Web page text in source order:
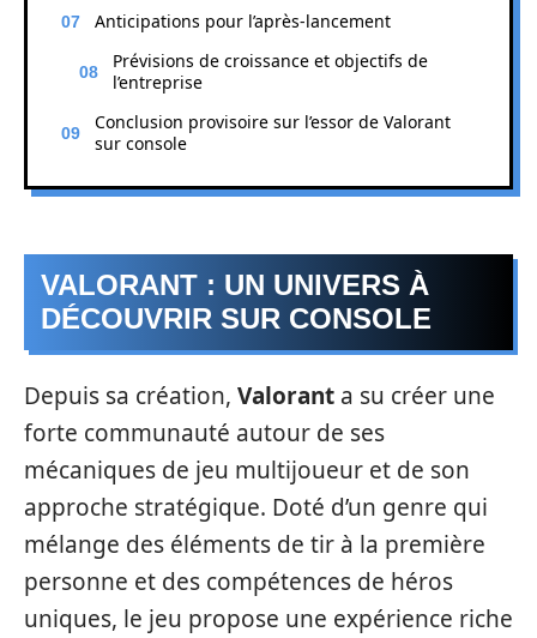
Anticipations pour l’après-lancement
Prévisions de croissance et objectifs de
l’entreprise
Conclusion provisoire sur l’essor de Valorant
sur console
VALORANT : UN UNIVERS À
DÉCOUVRIR SUR CONSOLE
Depuis sa création, Valorant a su créer une
forte communauté autour de ses
mécaniques de jeu multijoueur et de son
approche stratégique. Doté d’un genre qui
mélange des éléments de tir à la première
personne et des compétences de héros
uniques, le jeu propose une expérience riche